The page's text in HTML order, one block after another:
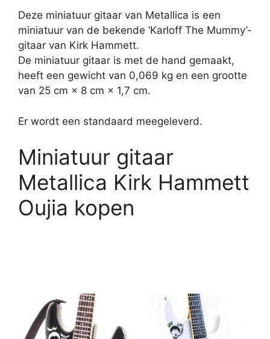
Deze miniatuur gitaar van Metallica is een
miniatuur van de bekende ‘Karloff The Mummy’-
gitaar van Kirk Hammett.
De miniatuur gitaar is met de hand gemaakt,
heeft een gewicht van 0,069 kg en een grootte
van 25 cm × 8 cm × 1,7 cm.
Er wordt een standaard meegeleverd.
Miniatuur gitaar
Metallica Kirk Hammett
Oujia kopen